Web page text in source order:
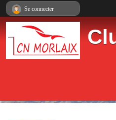
Se connecter
Panneau de gestion des cookies